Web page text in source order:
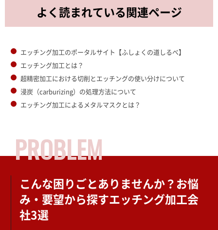
よく読まれている関連ページ
エッチング加工のポータルサイト【ふしょくの道しるべ】
エッチング加工とは？
超精密加工における切削とエッチングの使い分けについて
浸炭（carburizing）の処理方法について
エッチング加工によるメタルマスクとは？
PROBLEM
こんな困りごとありませんか？ お悩
み・要望から探すエッチング加工会
社3選